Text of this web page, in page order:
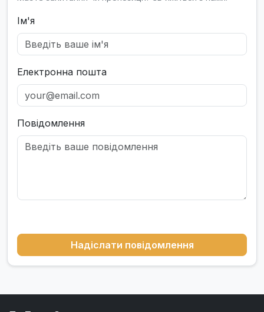
Ім'я
Електронна пошта
Повідомлення
Надіслати повідомлення